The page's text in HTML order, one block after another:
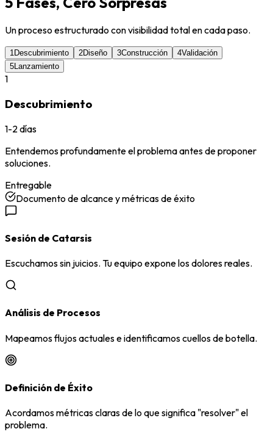
Un proceso estructurado con visibilidad total en cada paso.
1Descubrimiento 2Diseño 3Construcción 4Validación
5Lanzamiento
1
Descubrimiento
1-2 días
Entendemos profundamente el problema antes de proponer
soluciones.
Entregable
Documento de alcance y métricas de éxito
Sesión de Catarsis
Escuchamos sin juicios. Tu equipo expone los dolores reales.
Análisis de Procesos
Mapeamos flujos actuales e identificamos cuellos de botella.
Definición de Éxito
Acordamos métricas claras de lo que significa "resolver" el
problema.